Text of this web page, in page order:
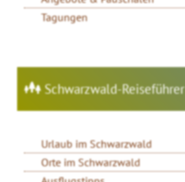
Tagungen
Schwarzwald-Reiseführer
Urlaub im Schwarzwald
Orte im Schwarzwald